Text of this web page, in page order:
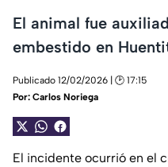
El animal fue
embestido en
Publicado 12/02/2026 | 🕑 17:15
Por: Carlos Noriega
El incidente ocurrió en el